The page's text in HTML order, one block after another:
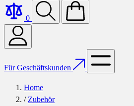
0
Für Geschäftskunden
Home
/ Zubehör